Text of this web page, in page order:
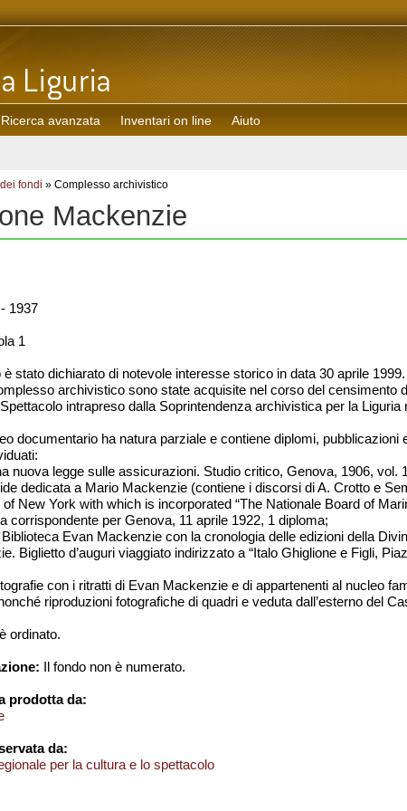
Ricerca avanzata Inventari on line Aiuto
fondi » Complesso archivistico
Mackenzie
1937
1
è stato dichiarato di notevole interesse storico in data 30 aprile 1999.
archivistico sono state acquisite nel corso del censimento
intrapreso dalla Soprintendenza archivistica per la Liguria
documentario ha natura parziale e contiene diplomi,
nuova legge sulle assicurazioni. Studio critico, Genova, 1906, vol.
dedicata a Mario Mackenzie (contiene i discorsi di A. Crotto e
New York with which is incorporated “The Nationale Board of
corrispondente per Genova, 11 aprile 1922, 1 diploma;
Evan Mackenzie con la cronologia delle edizioni della
Biglietto d’auguri viaggiato indirizzato a “Italo Ghiglione e Figli,
con i ritratti di Evan Mackenzie e di appartenenti al nucleo
riproduzioni fotografiche di quadri e veduta dall’esterno del
ordinato.
Il fondo non è numerato.
prodotta da:
da:
per la cultura e lo spettacolo